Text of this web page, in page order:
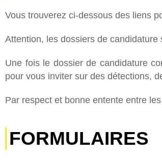
Vous trouverez ci-dessous des liens
Attention, les dossiers de
Une fois le dossier de candidature
pour vous inviter sur des détections,
Par respect et bonne entente entre
FORMULAIRES